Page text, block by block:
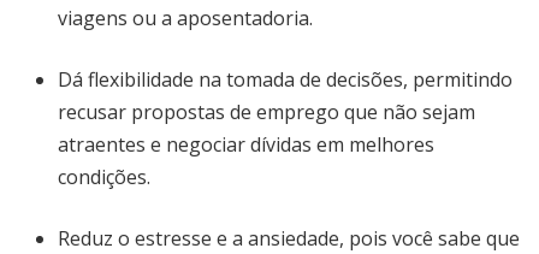
viagens ou a aposentadoria.
Dá flexibilidade na tomada de decisões, permitindo
recusar propostas de emprego que não sejam
atraentes e negociar dívidas em melhores
condições.
Reduz o estresse e a ansiedade, pois você sabe que